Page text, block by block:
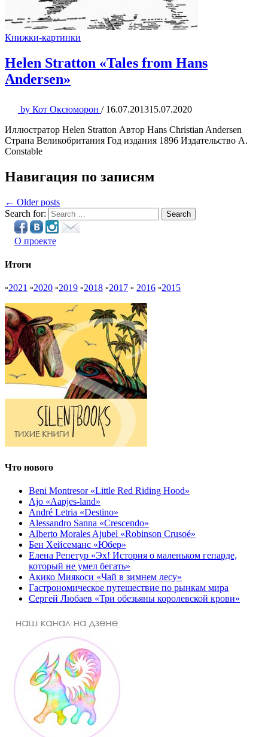
Книжки-картинки
Helen Stratton «Tales from Hans
Andersen»
by Кот Оксюморон / 16.07.201315.07.2020
Иллюстратор Helen Stratton Автор Hans Christian Andersen
Страна Великобритания Год издания 1896 Издательство A.
Constable
Навигация по записям
← Older posts
Search for:
Search
О проекте
Итоги
▫2021 ▫2020 ▫2019 ▫2018 ▫2017 ▫ 2016 ▫2015
Что нового
Beni Montresor «Little Red Riding Hood»
Ajo «Aapjes-land»
André Letria «Destino»
Alessandro Sanna «Crescendo»
Alberto Morales Ajubel «Robinson Crusoé»
Бен Хейсеманс «Юбер»
Елена Репетур «Эх! История о маленьком гепарде,
который не умел бегать»
Акико Миякоси «Чай в зимнем лесу»
Гастрономическое путешествие по рынкам мира
Сергей Любаев «Три обезьяны королевской крови»